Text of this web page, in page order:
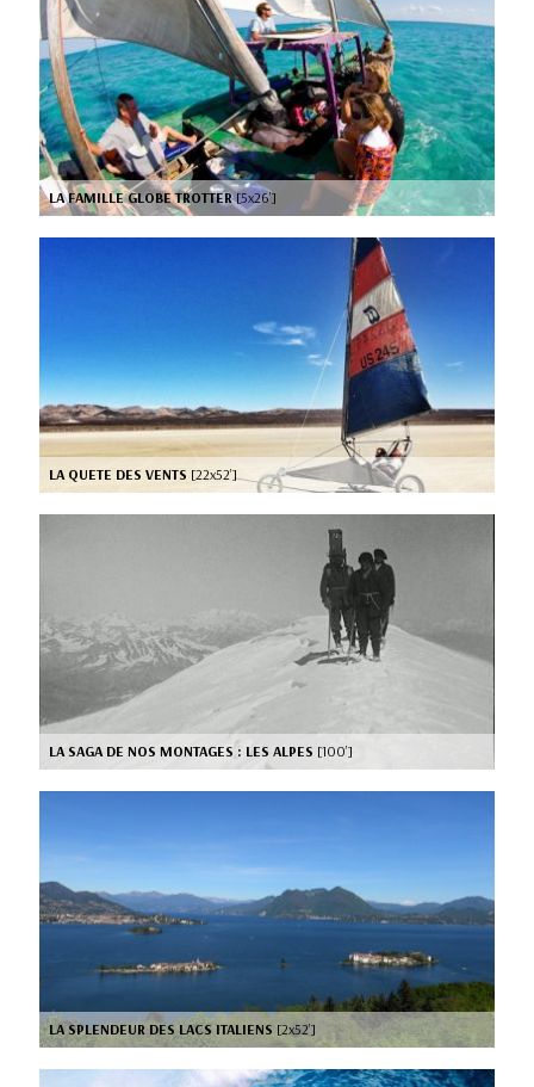
LA FAMILLE GLOBE TROTTER[5x26’]
LA QUETE DES VENTS [22x52’]
LA SAGA DE NOS MONTAGES : LES ALPES [100’]
LA SPLENDEUR DES LACS ITALIENS [2x52’]